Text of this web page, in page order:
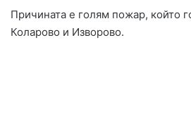
Причината е голям пожар, който
Коларово и Изворово.